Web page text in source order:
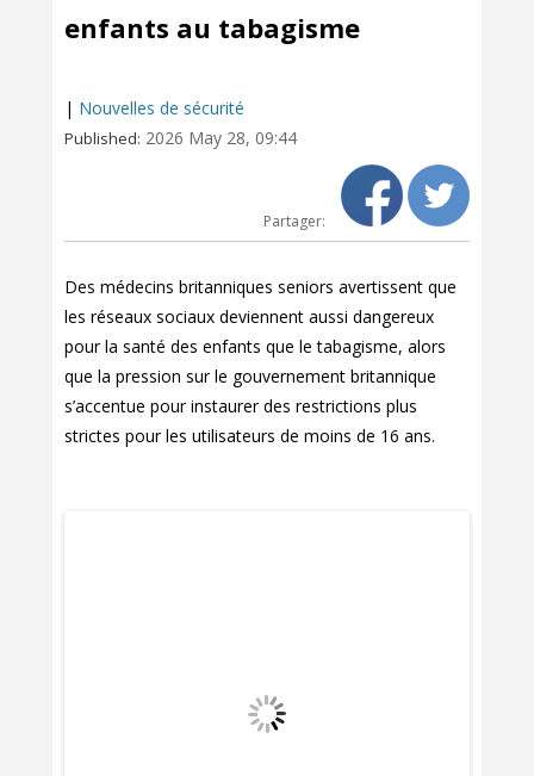
enfants au tabagisme
| Nouvelles de sécurité
Published: 2026 May 28, 09:44
Partager:
Des médecins britanniques seniors avertissent que
les réseaux sociaux deviennent aussi dangereux
pour la santé des enfants que le tabagisme, alors
que la pression sur le gouvernement britannique
s’accentue pour instaurer des restrictions plus
strictes pour les utilisateurs de moins de 16 ans.